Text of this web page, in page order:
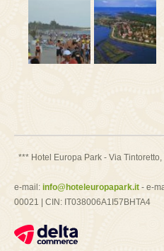
*** Hotel Europa Park - Via
e-mail: info@hoteleuropapark.it - e-
00021 | CIN: IT038006A1I57BHTA4